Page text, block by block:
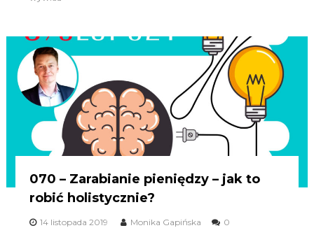
070 – Zarabianie pieniędzy – jak to
robić holistycznie?
14 listopada 2019 Monika Gapińska
0